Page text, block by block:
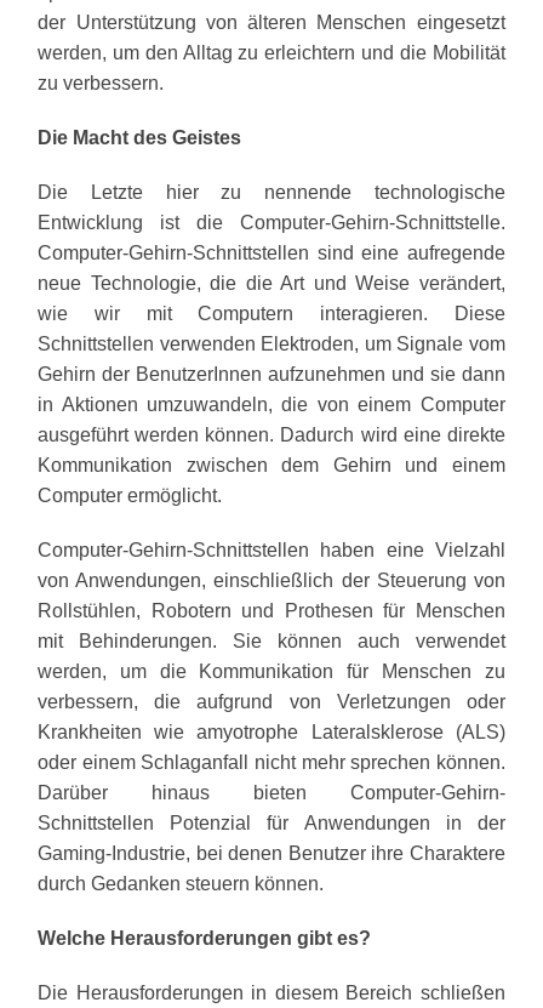
der Unterstützung von älteren Menschen eingesetzt
werden, um den Alltag zu erleichtern und die Mobilität
zu verbessern.
Die Macht des Geistes
Die Letzte hier zu nennende technologische
Entwicklung ist die Computer-Gehirn-Schnittstelle.
Computer-Gehirn-Schnittstellen sind eine aufregende
neue Technologie, die die Art und Weise verändert,
wie wir mit Computern interagieren. Diese
Schnittstellen verwenden Elektroden, um Signale vom
Gehirn der BenutzerInnen aufzunehmen und sie dann
in Aktionen umzuwandeln, die von einem Computer
ausgeführt werden können. Dadurch wird eine direkte
Kommunikation zwischen dem Gehirn und einem
Computer ermöglicht.
Computer-Gehirn-Schnittstellen haben eine Vielzahl
von Anwendungen, einschließlich der Steuerung von
Rollstühlen, Robotern und Prothesen für Menschen
mit Behinderungen. Sie können auch verwendet
werden, um die Kommunikation für Menschen zu
verbessern, die aufgrund von Verletzungen oder
Krankheiten wie amyotrophe Lateralsklerose (ALS)
oder einem Schlaganfall nicht mehr sprechen können.
Darüber hinaus bieten Computer-Gehirn-
Schnittstellen Potenzial für Anwendungen in der
Gaming-Industrie, bei denen Benutzer ihre Charaktere
durch Gedanken steuern können.
Welche Herausforderungen gibt es?
Die Herausforderungen in diesem Bereich schließen